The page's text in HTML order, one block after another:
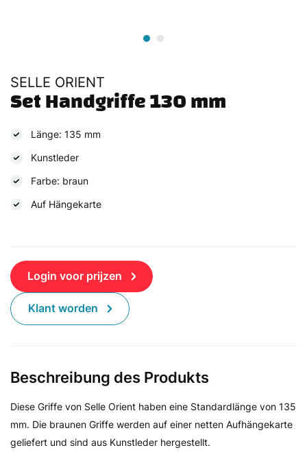
SELLE ORIENT
Set Handgriffe 130 mm
Länge: 135 mm
Kunstleder
Farbe: braun
Auf Hängekarte
Login voor prijzen
Klant worden
Beschreibung des Produkts
Diese Griffe von Selle Orient haben eine Standardlänge von 135
mm. Die braunen Griffe werden auf einer netten Aufhängekarte
geliefert und sind aus Kunstleder hergestellt.